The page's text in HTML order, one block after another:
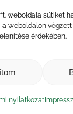
weboldala sütiket
weboldalon
érdekében.
nyilatkozat
Kapcsolat